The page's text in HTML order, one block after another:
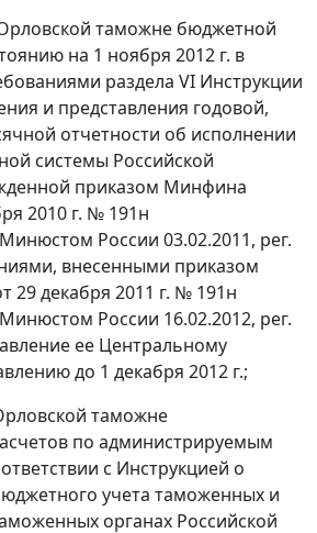
таможне бюджетной
на 1 ноября 2012 г. в
раздела VI Инструкции
и представления годовой,
отчетности об исполнении
системы Российской
приказом Минфина
2010 г. № 191н
России 03.02.2011, рег.
внесенными приказом
29 декабря 2011 г. № 191н
России 16.02.2012, рег.
ее Центральному
до 1 декабря 2012 г.;
таможне
по администрируемым
с Инструкцией о
учета таможенных и
органах Российской